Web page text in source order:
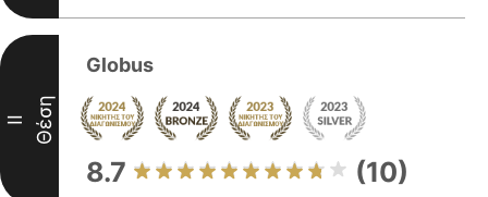
II Θέση
Globus
8.7 (10)